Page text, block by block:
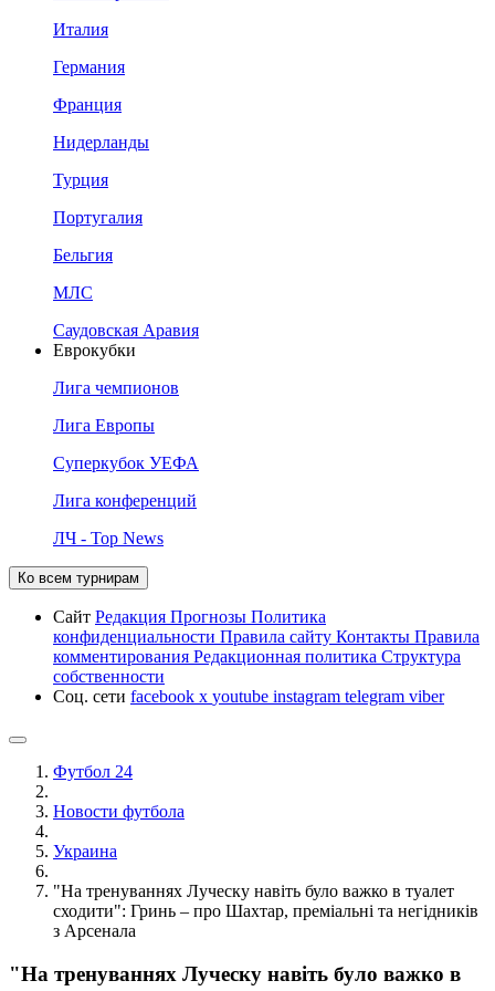
Италия
Германия
Франция
Нидерланды
Турция
Португалия
Бельгия
МЛС
Саудовская Аравия
Еврокубки
Лига чемпионов
Лига Европы
Суперкубок УЕФА
Лига конференций
ЛЧ - Top News
Ко всем турнирам
Сайт Редакция Прогнозы Политика
конфиденциальности Правила сайту Контакты Правила
комментирования Редакционная политика Структура
собственности
Соц. сети facebook x youtube instagram telegram viber
Футбол 24
Новости футбола
Украина
"На тренуваннях Луческу навіть було важко в туалет
сходити": Гринь – про Шахтар, преміальні та негідників
з Арсенала
"На тренуваннях Луческу навіть було важко в